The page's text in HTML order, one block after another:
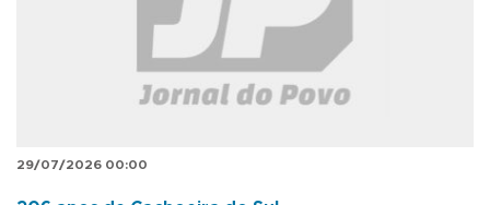
29/07/2026 00:00